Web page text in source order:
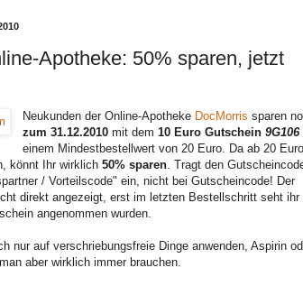
Apotheke: 50% sparen, jetzt
Neukunden der Online-Apotheke DocMorris sparen
zum 31.12.2010 mit dem 10 Euro Gutschein9G106
einem Mindestbestellwert von 20 Euro. Da ab 20
könnt Ihr wirklich 50% sparen . Tragt den
/ Vorteilscode" ein, nicht bei Gutscheincode! Der
direkt angezeigt, erst im letzten Bestellschritt seht ihr
angenommen wurden.
nur auf verschriebungsfreie Dinge anwenden, Aspirin
aber wirklich immer brauchen.